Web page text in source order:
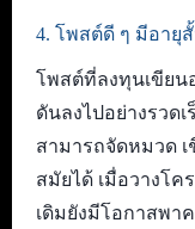
4. โพสต์ดี ๆ มีอายุ
โพสต์ที่ลงทุนเขียน
ดันลงไปอย่างรวด
สามารถจัดหมวด
สมัยได้ เมื่อวางโค
เดิมยังมีโอกาสพา